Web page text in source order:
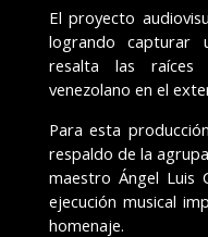
El proyecto
logrando capturar
resalta las
venezolano en el
Para esta
respaldo de la
maestro Ángel Luis
ejecución musical
homenaje.